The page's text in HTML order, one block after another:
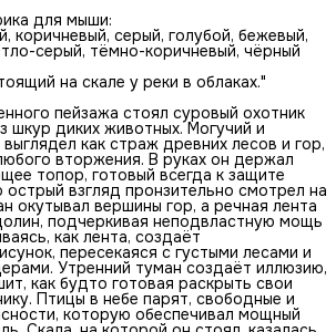
для мыши:
коричневый, серый, голубой, бежевый,
серый, тёмно-коричневый, чёрный
на скале у реки в облаках."
пейзажа стоял суровый охотник
шкур диких животных. Могучий и
как страж древних лесов и гор,
вторжения. В руках он держал
топор, готовый всегда к защите
острый взгляд пронзительно смотрел на
окутывал вершины гор, а речная лента
подчеркивая неподвластную мощь
как лента, создаёт
пересекаяся с густыми лесами и
Утренний туман создаёт иллюзию,
как будто готовая раскрыть свои
Птицы в небе парят, свободные и
которую обеспечивал мощный